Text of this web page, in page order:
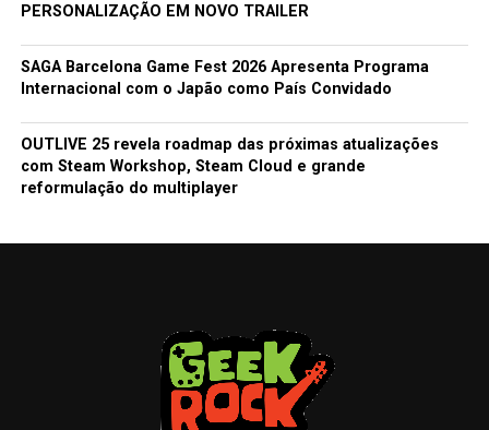
PERSONALIZAÇÃO EM NOVO TRAILER
SAGA Barcelona Game Fest 2026 Apresenta Programa
Internacional com o Japão como País Convidado
OUTLIVE 25 revela roadmap das próximas atualizações
com Steam Workshop, Steam Cloud e grande
reformulação do multiplayer